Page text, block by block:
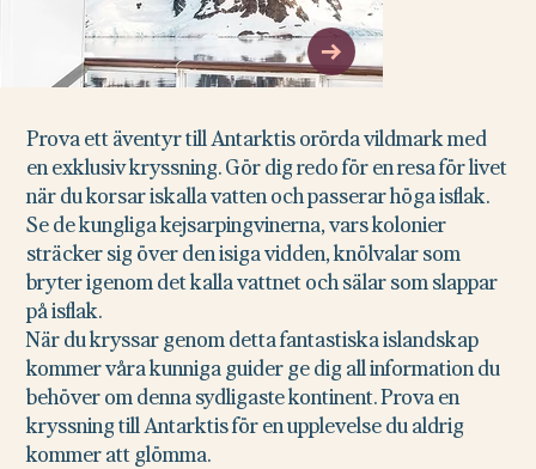
Prova ett äventyr till Antarktis orörda vildmark med
en exklusiv kryssning. Gör dig redo för en resa för livet
när du korsar iskalla vatten och passerar höga isflak.
Se de kungliga kejsarpingvinerna, vars kolonier
sträcker sig över den isiga vidden, knölvalar som
bryter igenom det kalla vattnet och sälar som slappar
på isflak.
När du kryssar genom detta fantastiska islandskap
kommer våra kunniga guider ge dig all information du
behöver om denna sydligaste kontinent. Prova en
kryssning till Antarktis för en upplevelse du aldrig
kommer att glömma.